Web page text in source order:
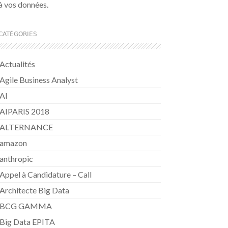
vos données.
Actualités
Agile Business Analyst
AI
AIPARIS 2018
ALTERNANCE
amazon
anthropic
Appel à Candidature – Call
Architecte Big Data
BCG GAMMA
Big Data EPITA